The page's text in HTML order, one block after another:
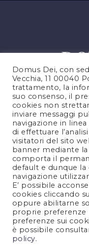
Domus Dei, con
Vecchia, 11 00040
trattamento, la
suo consenso, il
cookies non
inviare messaggi
navigazione in
di effettuare
visitatori del sito
banner mediante la
comporta il
default e dunque
navigazione
E’ possibile
cookies cliccando
oppure abilitarne
proprie preferenze
preferenze sui
è possibile
policy.